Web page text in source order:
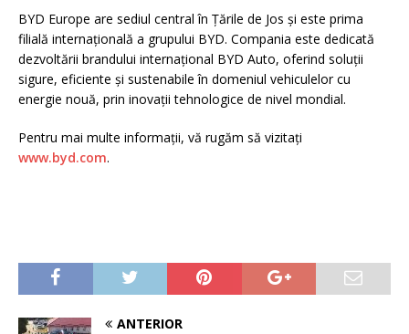
BYD Europe are sediul central în Țările de Jos și este prima
filială internațională a grupului BYD. Compania este dedicată
dezvoltării brandului internațional BYD Auto, oferind soluții
sigure, eficiente și sustenabile în domeniul vehiculelor cu
energie nouă, prin inovații tehnologice de nivel mondial.
Pentru mai multe informații, vă rugăm să vizitați
www.byd.com.
ANTERIOR